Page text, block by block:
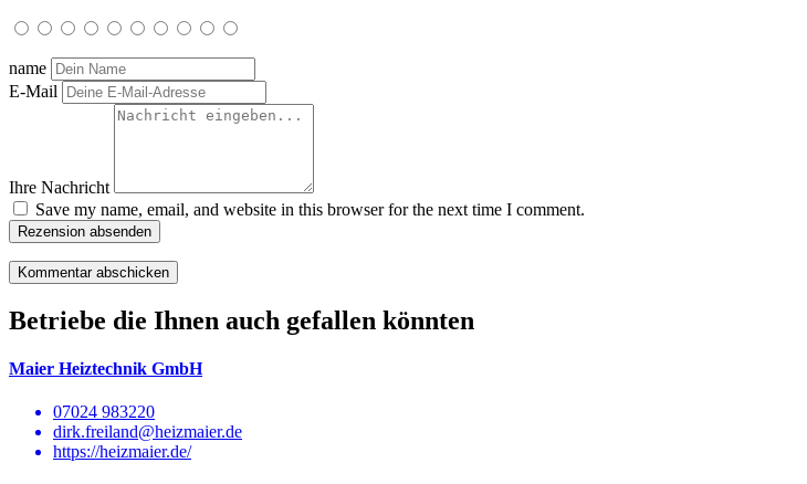
name
E-Mail
Ihre Nachricht
Save my name, email, and website in this browser for the next time I comment.
Rezension absenden
Betriebe die Ihnen auch gefallen könnten
Maier Heiztechnik GmbH
07024 983220
dirk.freiland@heizmaier.de
https://heizmaier.de/